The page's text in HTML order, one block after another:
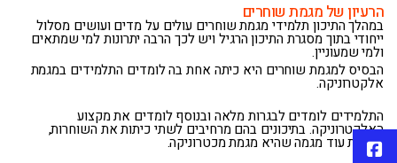
הרעיון של מגמת שוחרים
במהלך התיכון תלמידי מגמת שוחרים עולים על מדים ועושים מסלול
ייחודי בתוך מסגרת התיכון הרגיל ויש לכך הרבה יתרונות למי שמתאים
ולמי שמעוניין.
הבסיס למגמת שוחרים היא כיתה אחת בה לומדים התלמידים במגמת
אלקטרוניקה.
התלמידים לומדים לבגרות מלאה ובנוסף לומדים את מקצוע
האלקטרוניקה. בתיכונים בהם מרחיבים לשתי כיתות את השוחרות,
נפתחת עוד מגמה שהיא מגמת מכטרוניקה.
פייסבוק